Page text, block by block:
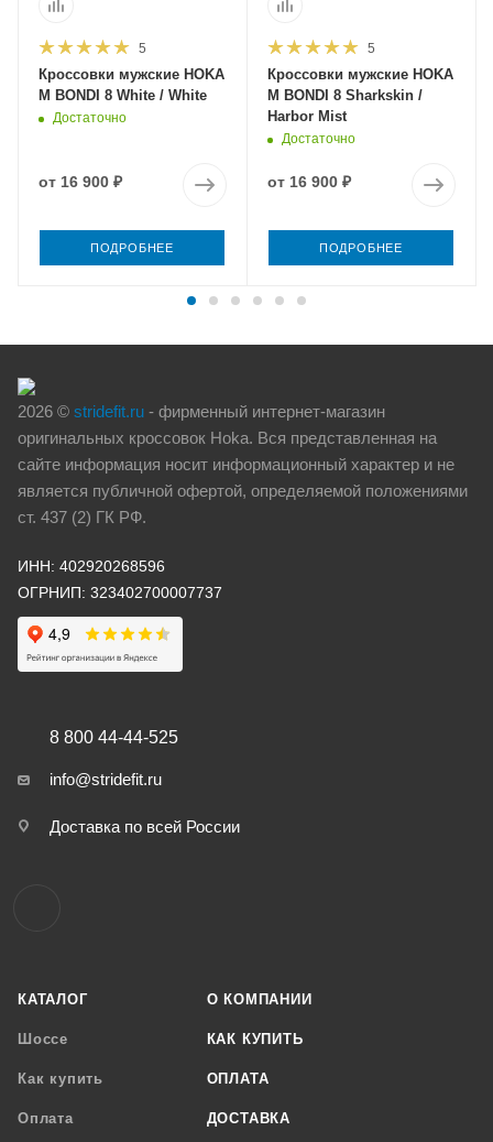
5
Кроссовки мужские HOKA
M BONDI 8 White / White
Достаточно
от 16 900 ₽
ПОДРОБНЕЕ
5
Кроссовки мужские HOKA
M BONDI 8 Sharkskin /
Harbor Mist
Достаточно
от 16 900 ₽
ПОДРОБНЕЕ
2026 © stridefit.ru - фирменный интернет-магазин
оригинальных кроссовок Hoka. Вся представленная на
сайте информация носит информационный характер и не
является публичной офертой, определяемой положениями
ст. 437 (2) ГК РФ.
ИНН: 402920268596
ОГРНИП: 323402700007737
КАТАЛОГ
Шоссе
Как купить
Оплата
О КОМПАНИИ
КАК КУПИТЬ
ОПЛАТА
ДОСТАВКА
8 800 44-44-525
info@stridefit.ru
Доставка по всей России